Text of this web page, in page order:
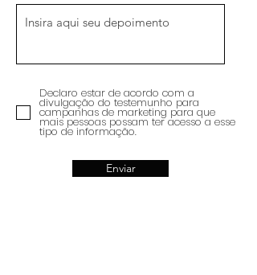
Declaro estar de acordo com a
divulgação do testemunho para
campanhas de marketing para que
mais pessoas possam ter acesso a esse
tipo de informação.
Enviar